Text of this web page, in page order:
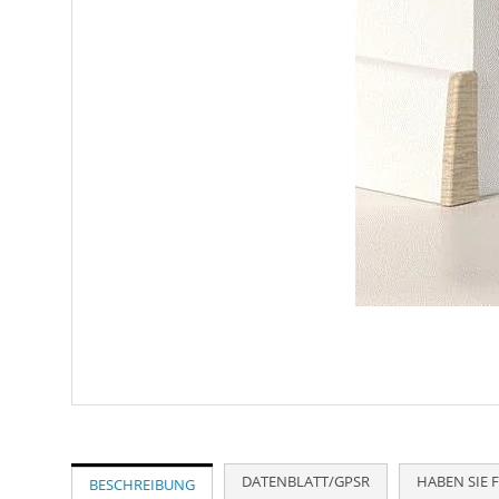
der
Bildergalerie
BESCHREIBUNG DATENBLATT/GPSR HABEN SIE